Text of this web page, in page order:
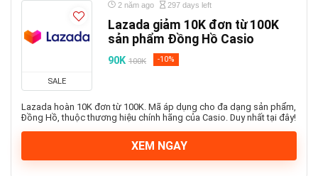
SALE
2 năm ago 297 days left
Lazada giảm 10K đơn từ 100K
sản phẩm Đồng Hồ Casio
90K 100K -10%
Lazada hoàn 10K đơn từ 100K. Mã áp dụng cho đa dạng sản phẩm,
Đồng Hồ, thuộc thương hiệu chính hãng của Casio. Duy nhất tại đây!
XEM NGAY